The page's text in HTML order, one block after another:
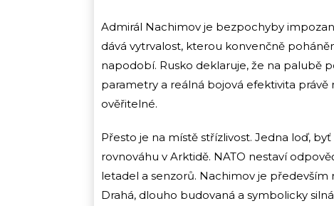
Admirál Nachimov je bezpochyby
dává vytrvalost, kterou konvenčně
napodobí. Rusko deklaruje, že na palubě
parametry a reálná bojová efektivita
ověřitelné.
Přesto je na místě střízlivost. Jedna loď,
rovnováhu v Arktidě. NATO nestaví
letadel a senzorů. Nachimov je
Drahá, dlouho budovaná a symbolicky